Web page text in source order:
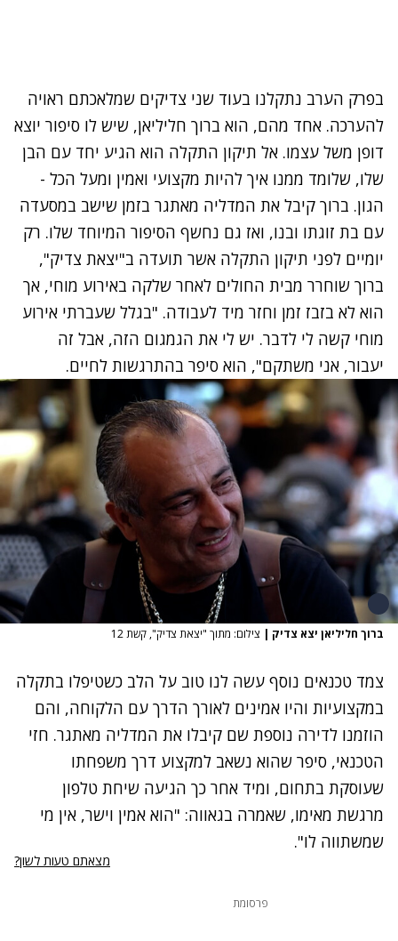
בפרק הערב נתקלנו בעוד שני צדיקים שמלאכתם ראויה
להערכה. אחד מהם, הוא ברוך חליליאן, שיש לו סיפור יוצא
דופן משל עצמו. אל תיקון התקלה הוא הגיע יחד עם הבן
שלו, שלומד ממנו איך להיות מקצועי ואמין ומעל הכל -
הגון. ברוך קיבל את המדליה מאתגר בזמן שישב במסעדה
עם בת זוגתו ובנו, ואז גם נחשף הסיפור המיוחד שלו. רק
יומיים לפני תיקון התקלה אשר תועדה ב"יצאת צדיק",
ברוך שוחרר מבית החולים לאחר שלקה באירוע מוחי, אך
הוא לא בזבז זמן וחזר מיד לעבודה. "בגלל שעברתי אירוע
מוחי קשה לי לדבר. יש לי את הגמגום הזה, אבל זה
יעבור, אני משתקם", הוא סיפר בהתרגשות לחיים.
ברוך חליליאן יצא צדיק | צילום: מתוך "יצאת צדיק", קשת 12
צמד טכנאים נוסף עשה לנו טוב על הלב כשטיפלו בתקלה
במקצועיות והיו אמינים לאורך הדרך עם הלקוחה, והם
הוזמנו לדירה נוספת שם קיבלו את המדליה מאתגר. חזי
הטכנאי, סיפר שהוא נשאב למקצוע דרך משפחתו
שעוסקת בתחום, ומיד אחר כך הגיעה שיחת טלפון
מרגשת מאימו, שאמרה בגאווה: "הוא אמין וישר, אין מי
שמשתווה לו".
מצאתם טעות לשון?
פרסומת